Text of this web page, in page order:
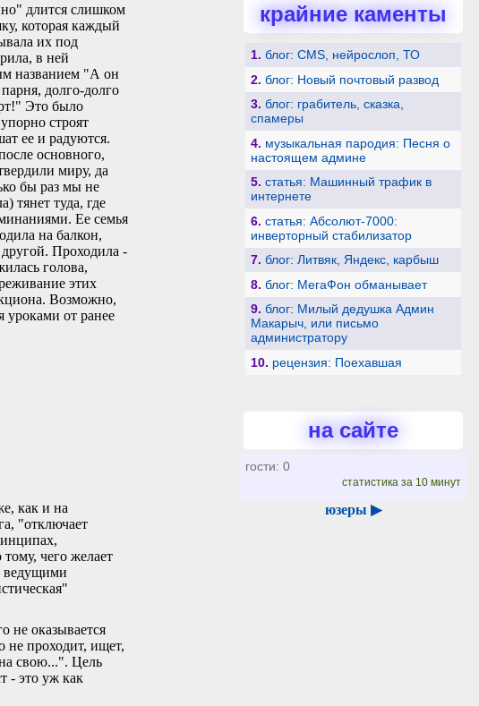
длится слишком
которая каждый
их под
в ней
названием "А он
долго-долго
Это было
строят
ее и радуются.
основного,
миру, да
бы раз мы не
тянет туда, где
Ее семья
на балкон,
Проходила -
голова,
этих
Возможно,
от ранее
как и на
"отключает
чего желает
ведущими
не оказывается
не проходит, ищет,
свою...". Цель
- это уж как
крайние каменты
1. блог: CMS, нейрослоп, ТО
2. блог: Новый почтовый развод
3. блог: грабитель, сказка,
спамеры
4. музыкальная пародия: Песня о
настоящем админе
5. статья: Машинный трафик в
интернете
6. статья: Абсолют-7000:
инверторный стабилизатор
7. блог: Литвяк, Яндекс, карбыш
8. блог: МегаФон обманывает
9. блог: Милый дедушка Админ
Макарыч, или письмо
администратору
10. рецензия: Поехавшая
на сайте
гости: 0
статистика за 10 минут
юзеры ▶